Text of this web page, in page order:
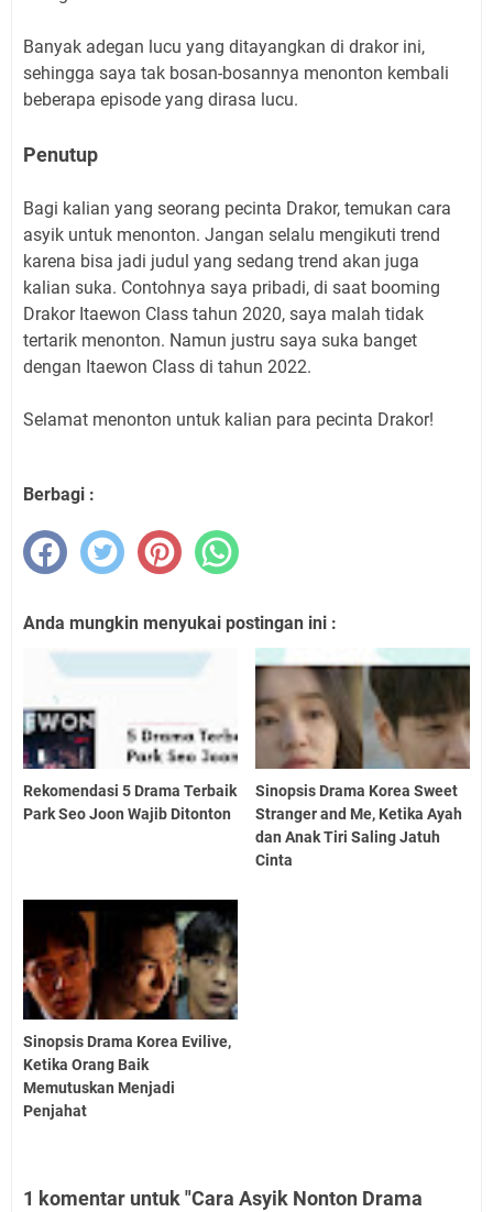
Banyak adegan lucu yang ditayangkan di drakor ini,
sehingga saya tak bosan-bosannya menonton kembali
beberapa episode yang dirasa lucu.
Penutup
Bagi kalian yang seorang pecinta Drakor, temukan cara
asyik untuk menonton. Jangan selalu mengikuti trend
karena bisa jadi judul yang sedang trend akan juga
kalian suka. Contohnya saya pribadi, di saat booming
Drakor Itaewon Class tahun 2020, saya malah tidak
tertarik menonton. Namun justru saya suka banget
dengan Itaewon Class di tahun 2022.
Selamat menonton untuk kalian para pecinta Drakor!
Berbagi :
Anda mungkin menyukai postingan ini :
Rekomendasi 5 Drama Terbaik
Park Seo Joon Wajib Ditonton
Sinopsis Drama Korea Sweet
Stranger and Me, Ketika Ayah
dan Anak Tiri Saling Jatuh
Cinta
Sinopsis Drama Korea Evilive,
Ketika Orang Baik
Memutuskan Menjadi
Penjahat
1 komentar untuk "Cara Asyik Nonton Drama